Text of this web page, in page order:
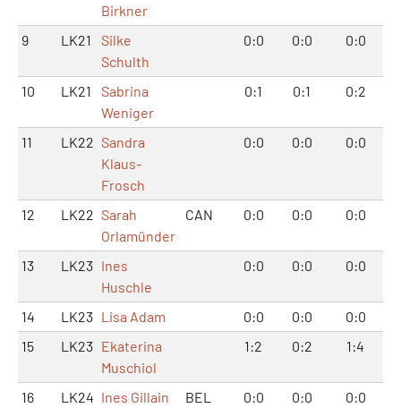
Birkner
9 LK21
Silke
Schulth
0:0 0:0 0:0
10 LK21
Sabrina
Weniger
0:1 0:1 0:2
11 LK22 Sandra
Klaus-
Frosch
0:0 0:0 0:0
12 LK22 Sarah
Orlamünder
CAN 0:0 0:0 0:0
13 LK23 Ines
Huschle
0:0 0:0 0:0
14 LK23 Lisa Adam 0:0 0:0
0:0
15
LK23 Ekaterina
Muschiol
1:2 0:2 1:4
16 LK24 Ines Gillain
BEL
0:0 0:0 0:0